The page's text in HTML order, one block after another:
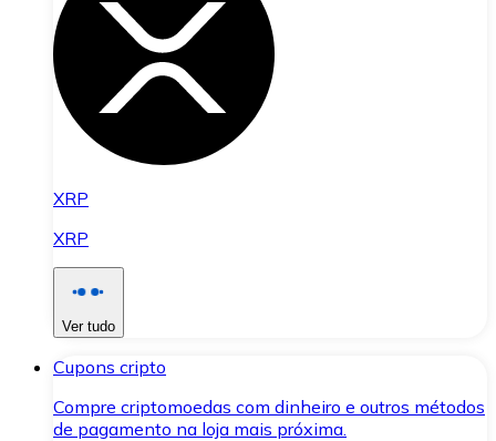
XRP
XRP
Ver tudo
Cupons cripto
Compre criptomoedas com dinheiro e outros métodos
de pagamento na loja mais próxima.